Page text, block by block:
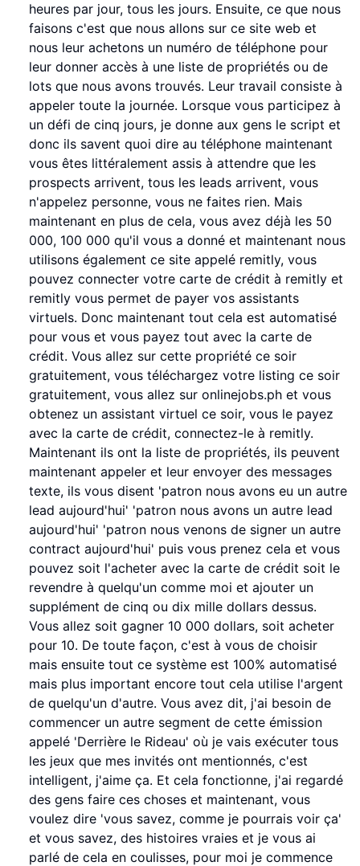
heures par jour, tous les jours. Ensuite, ce que nous
faisons c'est que nous allons sur ce site web et
nous leur achetons un numéro de téléphone pour
leur donner accès à une liste de propriétés ou de
lots que nous avons trouvés. Leur travail consiste à
appeler toute la journée. Lorsque vous participez à
un défi de cinq jours, je donne aux gens le script et
donc ils savent quoi dire au téléphone maintenant
vous êtes littéralement assis à attendre que les
prospects arrivent, tous les leads arrivent, vous
n'appelez personne, vous ne faites rien. Mais
maintenant en plus de cela, vous avez déjà les 50
000, 100 000 qu'il vous a donné et maintenant nous
utilisons également ce site appelé remitly, vous
pouvez connecter votre carte de crédit à remitly et
remitly vous permet de payer vos assistants
virtuels. Donc maintenant tout cela est automatisé
pour vous et vous payez tout avec la carte de
crédit. Vous allez sur cette propriété ce soir
gratuitement, vous téléchargez votre listing ce soir
gratuitement, vous allez sur onlinejobs.ph et vous
obtenez un assistant virtuel ce soir, vous le payez
avec la carte de crédit, connectez-le à remitly.
Maintenant ils ont la liste de propriétés, ils peuvent
maintenant appeler et leur envoyer des messages
texte, ils vous disent 'patron nous avons eu un autre
lead aujourd'hui' 'patron nous avons un autre lead
aujourd'hui' 'patron nous venons de signer un autre
contract aujourd'hui' puis vous prenez cela et vous
pouvez soit l'acheter avec la carte de crédit soit le
revendre à quelqu'un comme moi et ajouter un
supplément de cinq ou dix mille dollars dessus.
Vous allez soit gagner 10 000 dollars, soit acheter
pour 10. De toute façon, c'est à vous de choisir
mais ensuite tout ce système est 100% automatisé
mais plus important encore tout cela utilise l'argent
de quelqu'un d'autre. Vous avez dit, j'ai besoin de
commencer un autre segment de cette émission
appelé 'Derrière le Rideau' où je vais exécuter tous
les jeux que mes invités ont mentionnés, c'est
intelligent, j'aime ça. Et cela fonctionne, j'ai regardé
des gens faire ces choses et maintenant, vous
voulez dire 'vous savez, comme je pourrais voir ça'
et vous savez, des histoires vraies et je vous ai
parlé de cela en coulisses, pour moi je commence